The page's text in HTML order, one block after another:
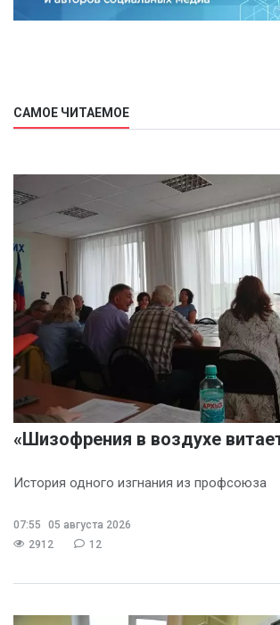
САМОЕ ЧИТАЕМОЕ
«Шизофрения в воздухе
История одного изгнания из профсоюза
07:55
05 августа 2026
2912
12